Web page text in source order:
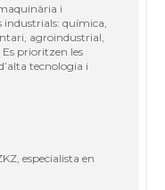
i
química,
agroindustrial,
prioritzen les
tecnologia i
especialista en